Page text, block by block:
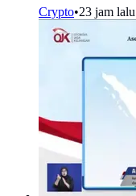
Crypto•23 jam lalu